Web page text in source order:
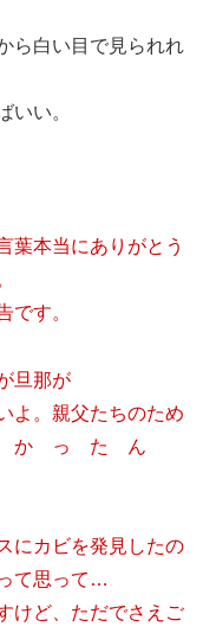
ら白い目で見られれ
いい。
葉本当にありがとう
です。
旦那が
よ。親父たちのため
か っ た ん
にカビを発見したの
て思って…
けど、ただでさえご